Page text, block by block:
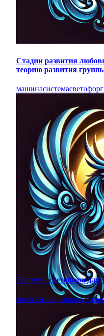
Стадии развития
теорию развития
машинасистемасветофор
Система светофора для
аноргазмияделокак